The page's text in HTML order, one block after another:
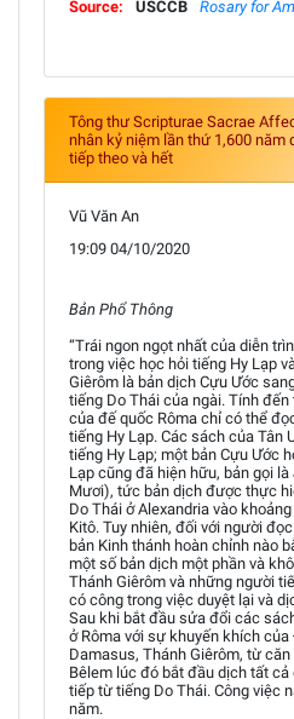
Source: USCCB Rosary for
Tông thư Scripturae Sacrae
nhân kỷ niệm lần thứ 1,600 năm
tiếp theo và hết
Vũ Văn An
19:09 04/10/2020
Bản Phổ Thông
“Trái ngon ngọt nhất của diễn
trong việc học hỏi tiếng Hy Lạp
Giêrôm là bản dịch Cựu Ước
tiếng Do Thái của ngài. Tính
của đế quốc Rôma chỉ có thể
tiếng Hy Lạp. Các sách của Tân
tiếng Hy Lạp; một bản Cựu Ước
Lạp cũng đã hiện hữu, bản gọi là
Mươi), tức bản dịch được thực
Do Thái ở Alexandria vào
Kitô. Tuy nhiên, đối với người
bản Kinh thánh hoàn chỉnh nào
một số bản dịch một phần và
Thánh Giêrôm và những người
có công trong việc duyệt lại và
Sau khi bắt đầu sửa đổi các
ở Rôma với sự khuyến khích
Damasus, Thánh Giêrôm, từ
Bêlem lúc đó bắt đầu dịch tất
tiếp từ tiếng Do Thái. Công việc
năm.